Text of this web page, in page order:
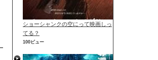
ショーシャンクの空にって映画しっ
てる？
100ビュー